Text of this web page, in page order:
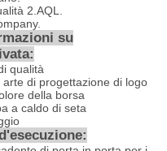
2.AQL.
su
qualità
di progettazione di logo
della borsa
a caldo di seta